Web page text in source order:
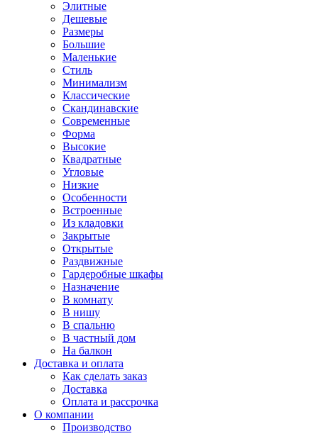
Элитные
Дешевые
Размеры
Большие
Маленькие
Стиль
Минимализм
Классические
Скандинавские
Современные
Форма
Высокие
Квадратные
Угловые
Низкие
Особенности
Встроенные
Из кладовки
Закрытые
Открытые
Раздвижные
Гардеробные шкафы
Назначение
В комнату
В нишу
В спальню
В частный дом
На балкон
Доставка и оплата
Как сделать заказ
Доставка
Оплата и рассрочка
О компании
Производство